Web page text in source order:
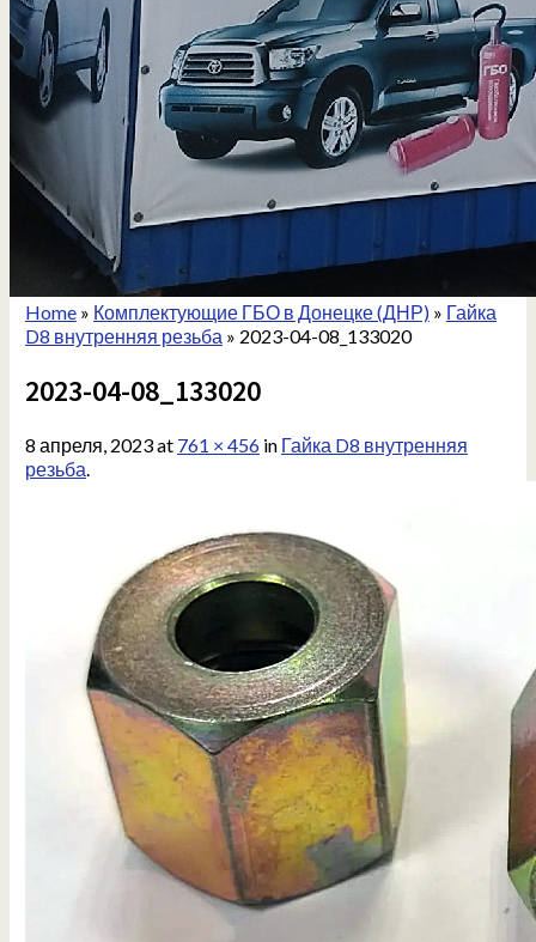
Home» Комплектующие ГБО в Донецке (ДНР)» Гайка
D8 внутренняя резьба » 2023-04-08_133020
2023-04-08_133020
8 апреля, 2023at 761 × 456in Гайка D8 внутренняя
резьба.